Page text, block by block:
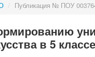
/ Публикация № ПОУ
в 5